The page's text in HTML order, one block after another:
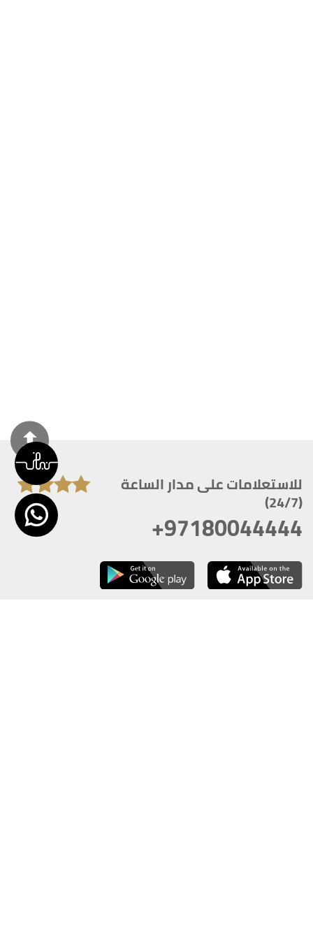
للاستعلامات على مدار الساعة
(24/7)
+97180044444